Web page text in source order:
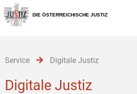
Zur
Hauptnavigation
[1]
Zum
Inhalt
[2]
Zum
Untermenü
[3]
DIE ÖSTERREICHISCHE JUSTIZ
Service Digitale Justiz
Digitale Justiz